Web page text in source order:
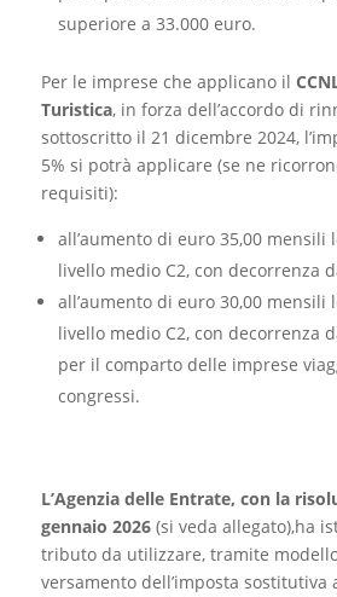
superiore a 33.000 euro.
Per le imprese che applicano il
Turistica, in forza dell’accordo di
sottoscritto il 21 dicembre 2024,
5% si potrà applicare (se ne
requisiti):
all’aumento di euro 35,00
livello medio C2, con decorrenza
all’aumento di euro 30,00
livello medio C2, con decorrenza
per il comparto delle imprese
congressi.
L’Agenzia delle Entrate, con la
gennaio 2026(si veda allegato),ha
tributo da utilizzare, tramite
versamento dell’imposta sostitutiva